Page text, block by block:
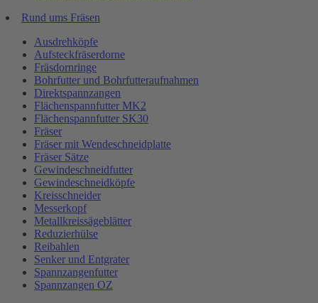
Rund ums Fräsen
Ausdrehköpfe
Aufsteckfräserdorne
Fräsdornringe
Bohrfutter und Bohrfutteraufnahmen
Direktspannzangen
Flächenspannfutter MK2
Flächenspannfutter SK30
Fräser
Fräser mit Wendeschneidplatte
Fräser Sätze
Gewindeschneidfutter
Gewindeschneidköpfe
Kreisschneider
Messerkopf
Metallkreissägeblätter
Reduzierhülse
Reibahlen
Senker und Entgrater
Spannzangenfutter
Spannzangen OZ